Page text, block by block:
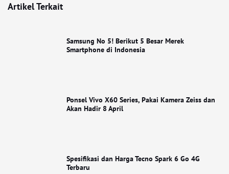
Artikel Terkait
Samsung No 5! Berikut 5 Besar Merek
Smartphone di Indonesia
Ponsel Vivo X60 Series, Pakai Kamera Zeiss dan
Akan Hadir 8 April
Spesifikasi dan Harga Tecno Spark 6 Go 4G
Terbaru